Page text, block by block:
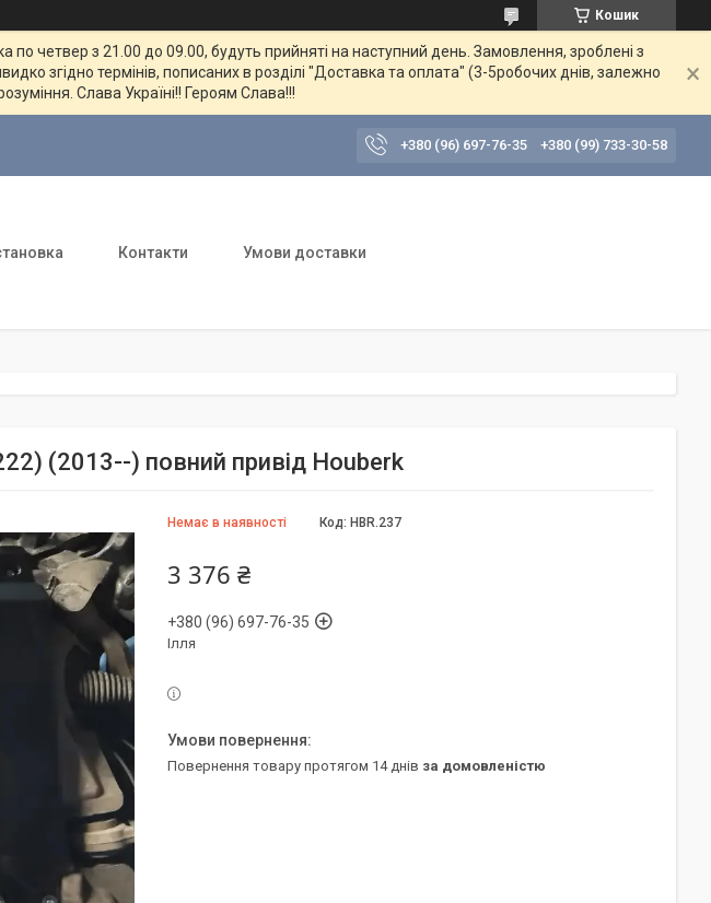
Кошик
четвер з 21.00 до 09.00, будуть прийняті на наступний день. Замовлення, зроблені з
згідно термінів, пописаних в розділі "Доставка та оплата" (3-5робочих днів, залежно
Слава Україні!! Героям Слава!!!
+380 (96) 697-76-35 +380 (99) 733-30-58
Контакти Умови доставки
(2013--) повний привід Houberk
Немає в наявності Код: HBR.237
3 376 ₴
+380 (96) 697-76-35
Ілля
повернення товару протягом 14 днів за домовленістю